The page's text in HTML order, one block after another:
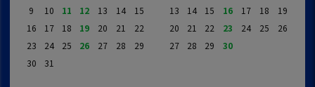
9
10 11 12 13 14
15
16
17 18 19 20 21
22
23
24 25 26 27 28
29
30
31
13
14 15 16 17 18
19
20
21 22 23 24 25
26
27
28 29 30